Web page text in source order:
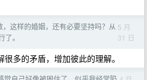
，这样的婚姻，还有必要坚持吗？从
。
5 月
31 日
多的矛盾，增加彼此的理解。